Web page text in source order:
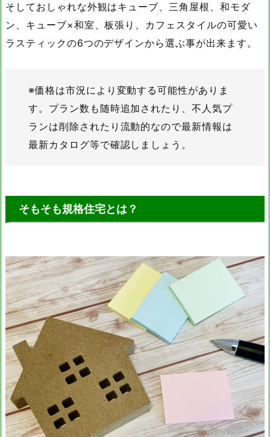
そしておしゃれな外観はキューブ、三角屋根、和モダ
ン、キューブ×和室、板張り、カフェスタイルの可愛い
ラスティックの6つのデザインから選ぶ事が出来ます。
※価格は市況により変動する可能性がありま
す。プラン数も随時追加されたり、不人気プ
ランは削除されたり流動的なので最新情報は
最新カタログ等で確認しましょう。
そもそも規格住宅とは？